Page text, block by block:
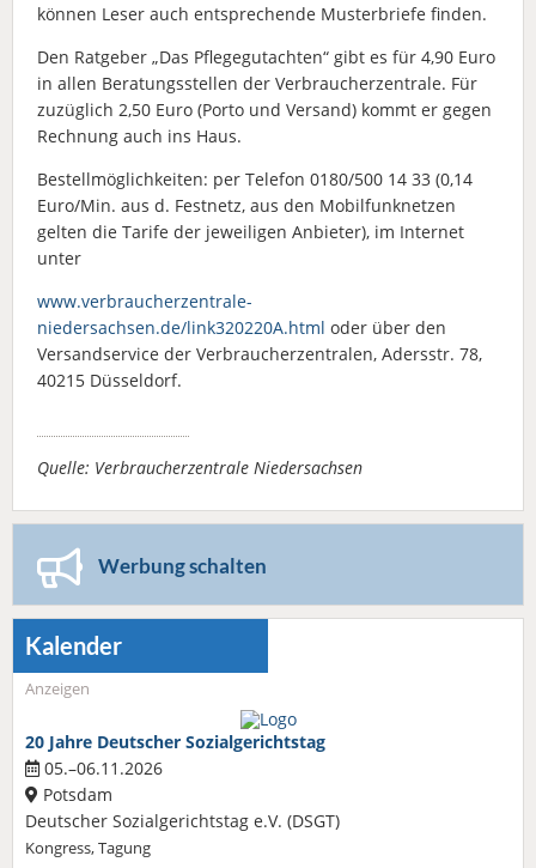
können Leser auch entsprechende Musterbriefe finden.
Den Ratgeber „Das Pflegegutachten“ gibt es für 4,90 Euro
in allen Beratungsstellen der Verbraucherzentrale. Für
zuzüglich 2,50 Euro (Porto und Versand) kommt er gegen
Rechnung auch ins Haus.
Bestellmöglichkeiten: per Telefon 0180/500 14 33 (0,14
Euro/Min. aus d. Festnetz, aus den Mobilfunknetzen
gelten die Tarife der jeweiligen Anbieter), im Internet
unter
www.verbraucherzentrale-
niedersachsen.de/link320220A.html oder über den
Versandservice der Verbraucherzentralen, Adersstr. 78,
40215 Düsseldorf.
Quelle: Verbraucherzentrale Niedersachsen
Werbung schalten
Kalender
Anzeigen
20 Jahre Deutscher Sozialgerichtstag
05.–06.11.2026
Potsdam
Deutscher Sozialgerichtstag e.V. (DSGT)
Kongress, Tagung